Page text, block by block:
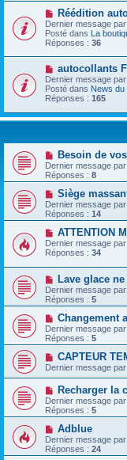
Réédition
Dernier message par
Posté dans La
Réponses : 36
autocollants
Dernier message par
Posté dans News du
Réponses : 165
Besoin de
Dernier message par
Réponses : 8
Siège
Dernier message par
Réponses : 14
ATTENTION
Dernier message par
Réponses : 34
Lave glace
Dernier message par
Réponses : 5
Changement
Dernier message par
Réponses : 5
CAPTEUR
Dernier message par
Recharger la
Dernier message par
Réponses : 5
Adblue
Dernier message par
Réponses : 24